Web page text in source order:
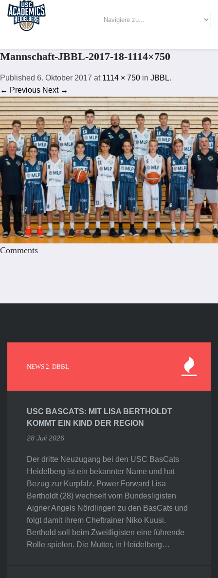
Mannschaft-JBBL-2017-18-1114×750
Published 6. Oktober 2017 at 1114 × 750 in JBBL.
← Previous Next →
Comments
NEWS 2. DBBL
USC BASCATS: MIT LISA BERTHOLDT
KOMMT EIN KIND DER REGION
28 Juli 2026
Der dritte Neuzugang bei den USC BasCats
Heidelberg ist ein bekannter Name und hat
Bezug zur Kurpfalz. Power Forward Lisa
Bertholdt (28) wechselt vom Bundesligisten
Aigner Angels Nördlingen zu den BasCats und
folgt damit ihrem Cheftrainer Niko Kuusi.
Berthold soll beim Zweitligisten eine führende
Rolle spielen. Die Mutter, in Heidelberg…